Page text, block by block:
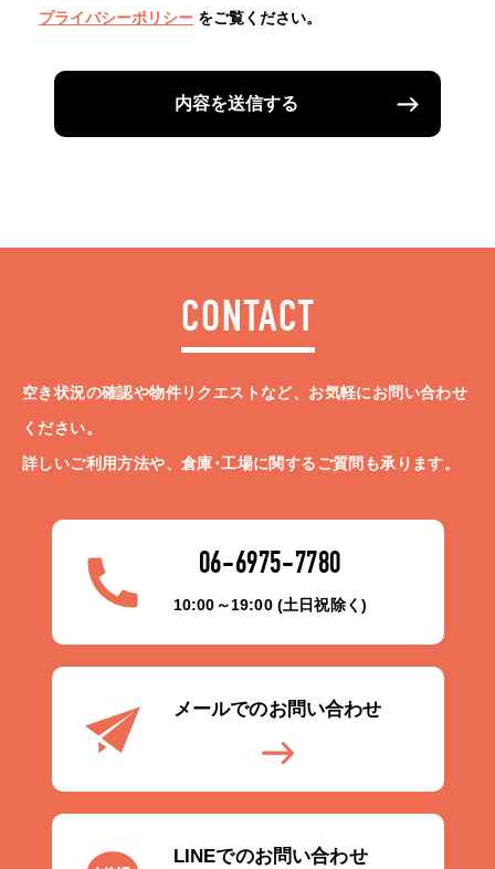
プライバシーポリシー をご覧ください。
内容を送信する
CONTACT
空き状況の確認や物件リクエストなど、お気軽にお問い合わせ
ください。
詳しいご利用方法や、倉庫･工場に関するご質問も承ります。
06-6975-7780
10:00～19:00 (土日祝除く)
メールでのお問い合わせ
LINEでのお問い合わせ